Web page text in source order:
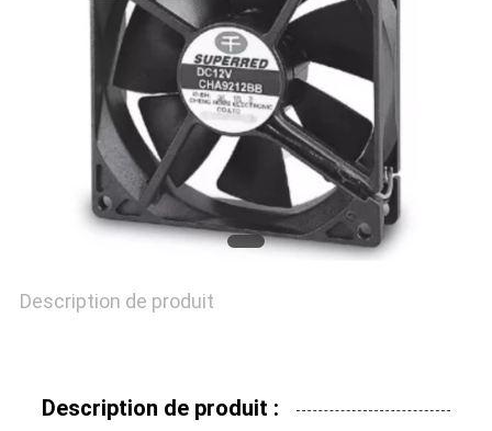
CITATION
PRIVACY
Description de produit
Description de produit :